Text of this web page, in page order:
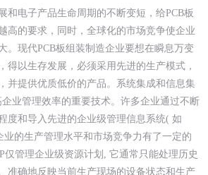
和电子产品生命周期的不断变短，给PCB板
高的要求，同时，全球化的市场竞争使企业
。现代PCB板组装制造企业要想在瞬息万变
得以生存发展，必须采用先进的生产模式，
并提供优质低价的产品。系统集成和信息集
业管理效率的重要技术。许多企业通过不断
度和导入先进的企业级管理信息系统( 如
业的生产管理水平和市场竞争力有了一定的
仅管理企业级资源计划, 它通常只能处理历史
准确地反映当前生产现场的设备状态和生产